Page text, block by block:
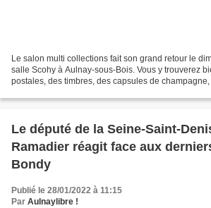
Le salon multi collections fait son grand retour le
salle Scohy à Aulnay-sous-Bois. Vous y trouverez
postales, des timbres, des capsules de
Le député de la Seine-Saint-
Ramadier réagit face aux
Bondy
Publié le 28/01/2022 à 11:15
Par Aulnaylibre !